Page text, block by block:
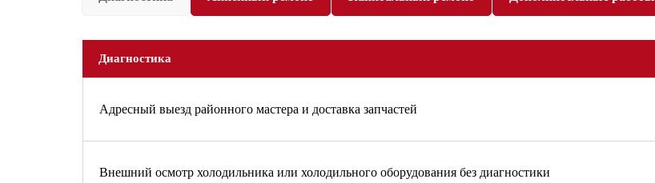
Диагностика
Адресный выезд районного мастера и доставка запчастей
Внешний осмотр холодильника или холодильного оборудования без диагностики